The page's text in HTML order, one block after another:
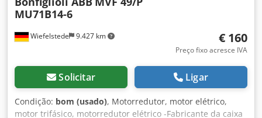
Wiefelstede 9.427 km
MU71B14-6
€ 160
Preço fixo acresce IVA
Solicitar Ligar
Condição: bom (usado), Motorredutor, motor elétrico,
motor trifásico, motorredutor elétrico -Fabricante da caixa